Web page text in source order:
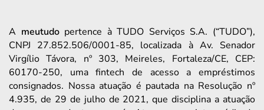
A meutudopertence à TUDO Serviços S.A. (“TUDO”),
CNPJ 27.852.506/0001-85, localizada à Av. Senador
Virgílio Távora, nº 303, Meireles, Fortaleza/CE, CEP:
60170-250, uma fintech de acesso a empréstimos
consignados. Nossa atuação é pautada na Resolução nº
4.935, de 29 de julho de 2021, que disciplina a atuação